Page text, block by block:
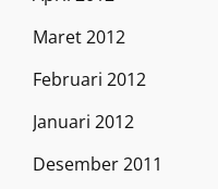
Maret 2012
Februari 2012
Januari 2012
Desember 2011